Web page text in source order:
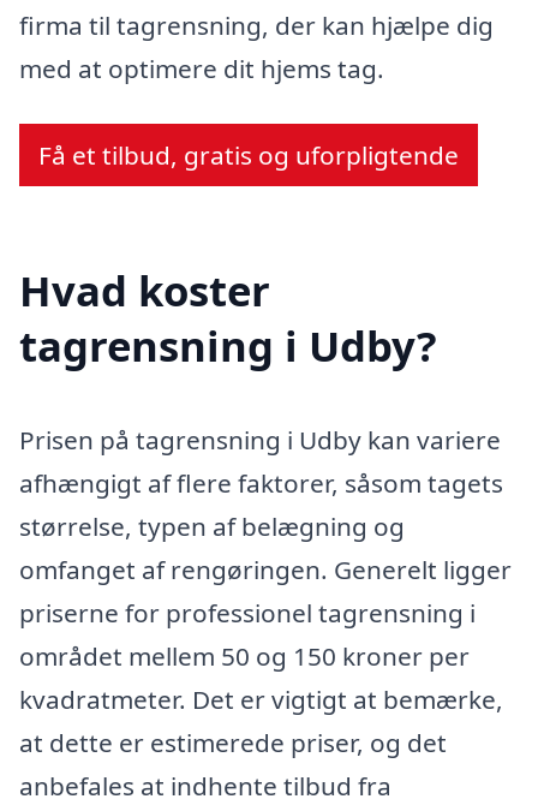
firma til tagrensning, der kan hjælpe dig
med at optimere dit hjems tag.
Få et tilbud, gratis og uforpligtende
Hvad koster
tagrensning i Udby?
Prisen på tagrensning i Udby kan variere
afhængigt af flere faktorer, såsom tagets
størrelse, typen af belægning og
omfanget af rengøringen. Generelt ligger
priserne for professionel tagrensning i
området mellem 50 og 150 kroner per
kvadratmeter. Det er vigtigt at bemærke,
at dette er estimerede priser, og det
anbefales at indhente tilbud fra